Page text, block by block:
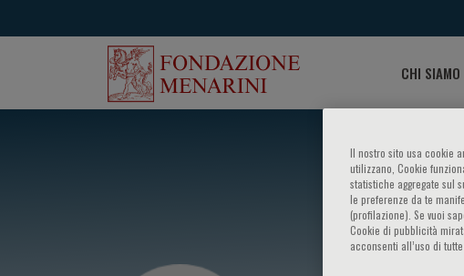
CHI SIAMO
Il nostro sito usa cookie
utilizzano, Cookie
statistiche aggregate sul
le preferenze da te
(profilazione). Se vuoi
Cookie di pubblicità
acconsenti all’uso di